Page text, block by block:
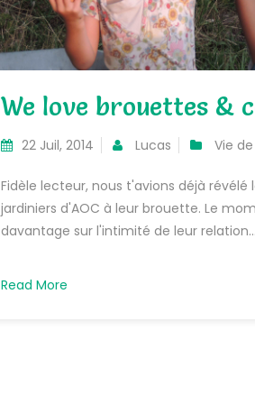
We love brouettes &
22 Juil, 2014 Lucas Vie
Fidèle lecteur, nous t'avions déjà
jardiniers d'AOC à leur brouette. Le
davantage sur l'intimité de leur
Read More